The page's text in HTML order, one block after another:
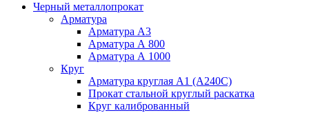
Черный металлопрокат
Арматура
Арматура А3
Арматура А 800
Арматура А 1000
Круг
Арматура круглая А1 (А240C)
Прокат стальной круглый раскатка
Круг калиброванный